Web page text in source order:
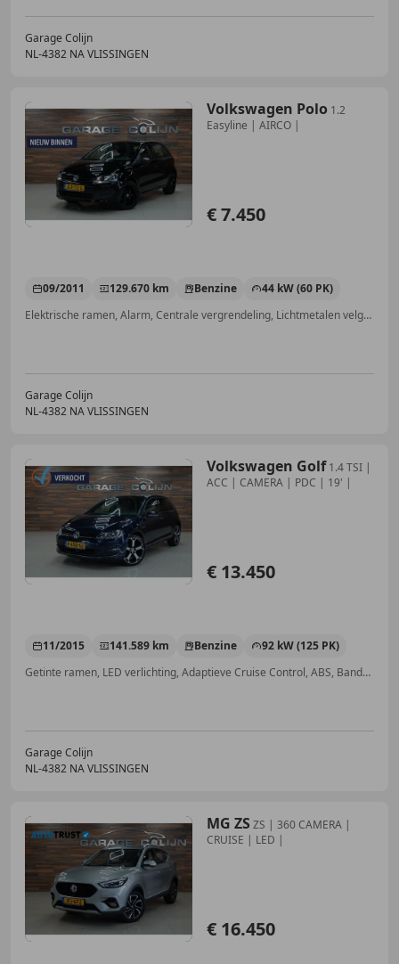
Garage Colijn
NL-4382 NA VLISSINGEN
Volkswagen Polo 1.2
Easyline | AIRCO |
€ 7.450
09/2011 129.670 km Benzine
44 kW (60 PK)
Elektrische ramen, Alarm, Centrale vergrendeling, Lichtmetalen velgen, Airbag passagier, Centrale deurvergrendeling met afstandsbediening, Radio, Airbag bestuurder
Garage Colijn
NL-4382 NA VLISSINGEN
Volkswagen Golf 1.4 TSI |
ACC | CAMERA | PDC | 19' |
€ 13.450
11/2015 141.589 km Benzine
92 kW (125 PK)
Getinte ramen, LED verlichting, Adaptieve Cruise Control, ABS, Bandenspanningscontrole, Dodehoekdetectie, Cruise control, Xenon verlichting
Garage Colijn
NL-4382 NA VLISSINGEN
MG ZS ZS | 360 CAMERA |
CRUISE | LED |
€ 16.450